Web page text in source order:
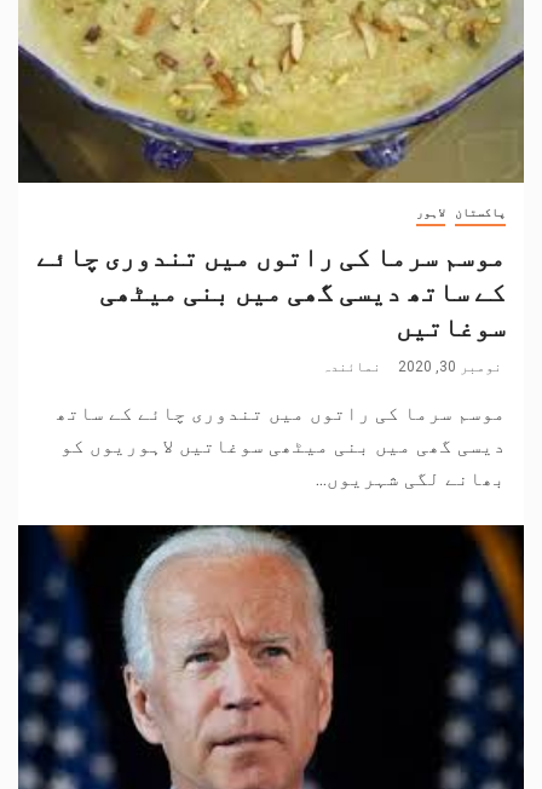
پاکستان لاہور
موسم سرما کی راتوں میں تندوری چائے
کے ساتھ دیسی گھی میں بنی میٹھی
سوغاتیں
نومبر 30, 2020 نمائندہ
موسم سرما کی راتوں میں تندوری چائے کے ساتھ
دیسی گھی میں بنی میٹھی سوغاتیں لاہوریوں کو
بھانے لگی شہریوں...